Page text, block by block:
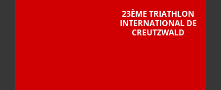
23ÈME TRIATHLON
INTERNATIONAL DE
CREUTZWALD